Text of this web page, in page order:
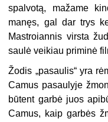
spalvotą, mažame
manęs, gal dar trys
Mastroiannis virsta
saulė veikiau priminė
Žodis „pasaulis“ yra
Camus pasaulyje
būtent garbė juos
Camus, kaip garbės